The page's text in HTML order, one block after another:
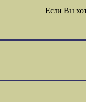
Если Вы